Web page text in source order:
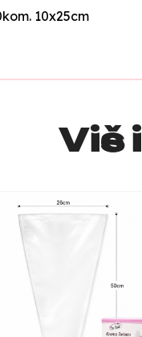
10x25cm